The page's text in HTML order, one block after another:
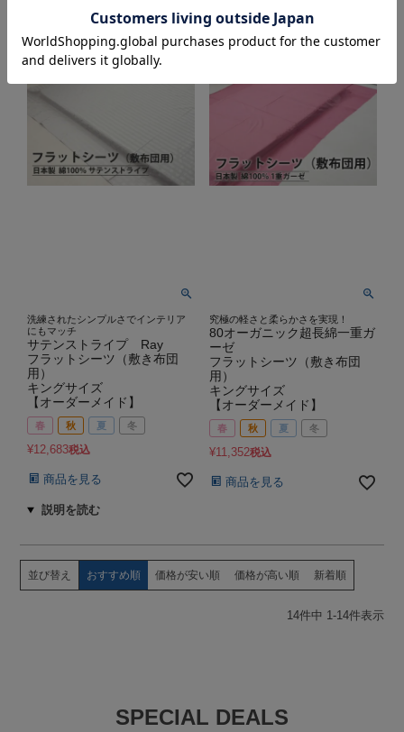
洗練されたシンプルさでインテリア
にもマッチ
サテンストライプ Ray
フラットシーツ（敷き布団
用）
キングサイズ
【オーダーメイド】
春 秋 夏 冬
¥12,683税込
商品を見る
究極の軽さと柔らかさを実現！
80オーガニック超長綿一重ガ
ーゼ
フラットシーツ（敷き布団
用）
キングサイズ
【オーダーメイド】
春 秋 夏 冬
¥11,352税込
商品を見る
並び替え おすすめ順 価格が安い順 価格が高い順 新着順
14件中 1-14件表示
SPECIAL DEALS